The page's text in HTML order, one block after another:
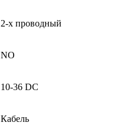
2-х проводный
NO
10-36 DC
Кабель